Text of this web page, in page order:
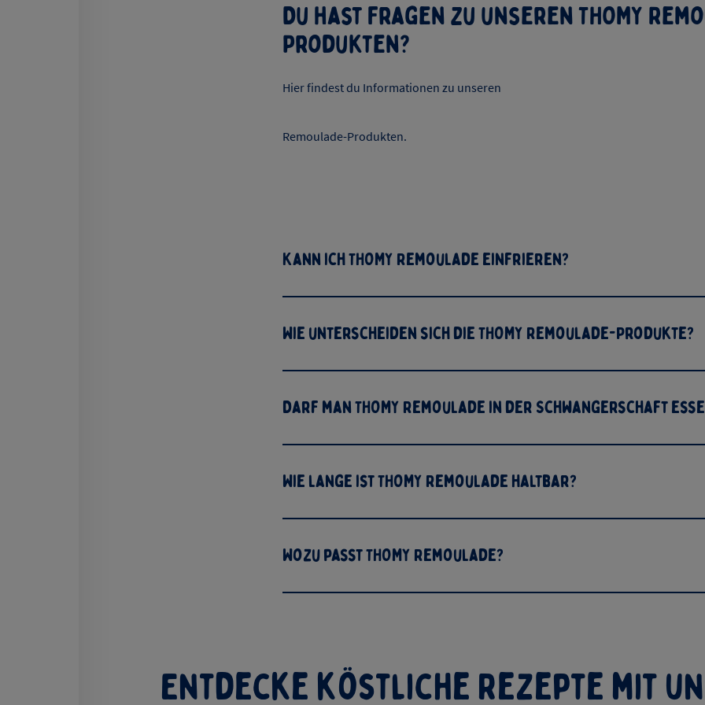
Du hast Fragen zu unseren THOMY
Produkten?
Hier findest du Informationen zu unseren
Remoulade-Produkten.
Kann ich THOMY Remoulade einfrieren?
Wie unterscheiden sich die THOMY Remoulade-Produkte?
Darf man THOMY Remoulade in der Schwangerschaft
Wie lange ist THOMY Remoulade haltbar?
Wozu passt THOMY Remoulade?
Entdecke köstliche Rezepte mit